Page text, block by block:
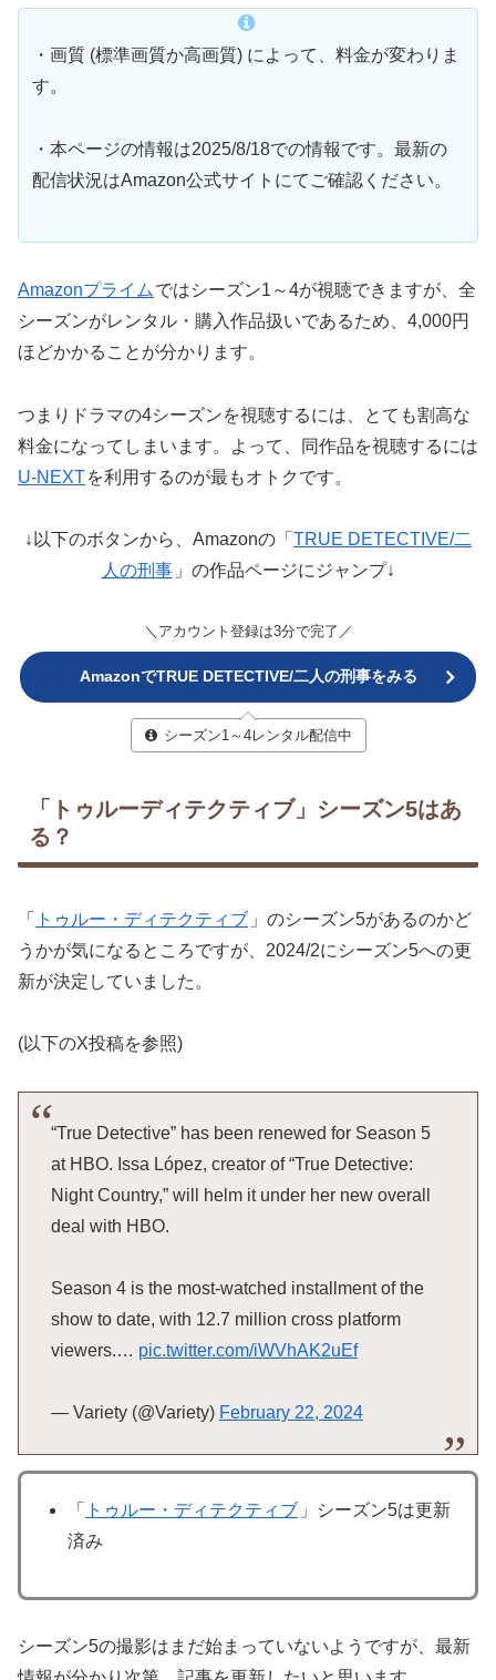
・画質 (標準画質か高画質) によって、料金が変わりま
す。
・本ページの情報は2025/8/18での情報です。最新の
配信状況はAmazon公式サイトにてご確認ください。
Amazonプライム ではシーズン1～4が視聴できますが、全
シーズンがレンタル・購入作品扱いであるため、4,000円
ほどかかることが分かります。
つまりドラマの4シーズンを視聴するには、とても割高な
料金になってしまいます。よって、同作品を視聴するには
U-NEXTを利用するのが最もオトクです。
↓以下のボタンから、Amazonの「 TRUE DETECTIVE/二
人の刑事 」の作品ページにジャンプ↓
＼アカウント登録は3分で完了／
AmazonでTRUE DETECTIVE/二人の刑事をみる
シーズン1～4レンタル配信中
「トゥルーディテクティブ」シーズン5はあ
る？
「 トゥルー・ディテクティブ 」のシーズン5があるのかど
うかが気になるところですが、2024/2にシーズン5への更
新が決定していました。
(以下のX投稿を参照)
“True Detective” has been renewed for Season 5
at HBO. Issa López, creator of “True Detective:
Night Country,” will helm it under her new overall
deal with HBO.
Season 4 is the most-watched installment of the
show to date, with 12.7 million cross platform
viewers.… pic.twitter.com/iWVhAK2uEf
— Variety (@Variety) February 22, 2024
「 トゥルー・ディテクティブ 」シーズン5は更新
済み
シーズン5の撮影はまだ始まっていないようですが、最新